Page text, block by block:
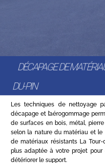
DÉCAPAGE DE
DU-PIN
Les techniques de nettoyage
décapage et l’aérogommage
de surfaces en bois, métal,
selon la nature du matériau et
de matériaux résistants La
plus adaptée à votre projet
détériorer le support.